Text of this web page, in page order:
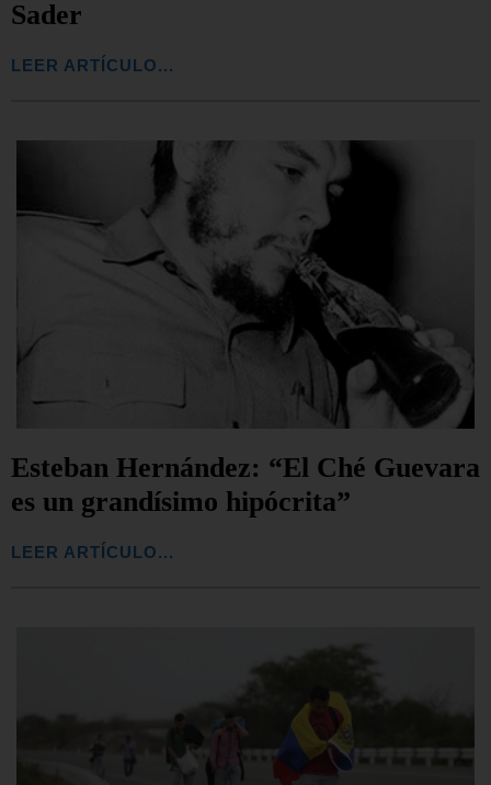
Sader
LEER ARTÍCULO...
Esteban Hernández: “El Ché Guevara
es un grandísimo hipócrita”
LEER ARTÍCULO...